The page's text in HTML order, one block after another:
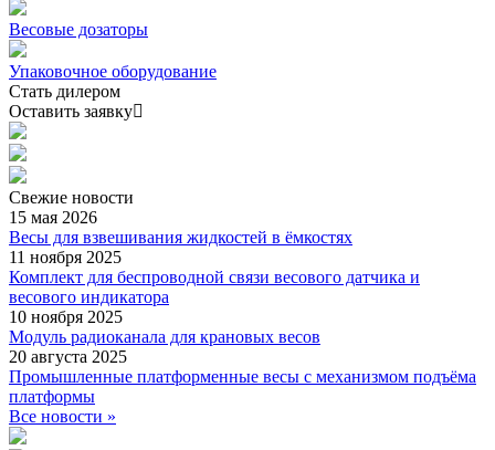
Весовые дозаторы
Упаковочное оборудование
Стать дилером
Оставить заявку
Свежие новости
15 мая 2026
Весы для взвешивания жидкостей в ёмкостях
11 ноября 2025
Комплект для беспроводной связи весового датчика и
весового индикатора
10 ноября 2025
Модуль радиоканала для крановых весов
20 августа 2025
Промышленные платформенные весы с механизмом подъёма
платформы
Все новости »